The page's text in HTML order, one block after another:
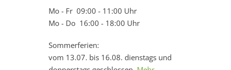
Mo - Fr 09:00 - 11:00 Uhr
Mo - Do 16:00 - 18:00 Uhr
Sommerferien:
vom 13.07. bis 16.08. dienstags und